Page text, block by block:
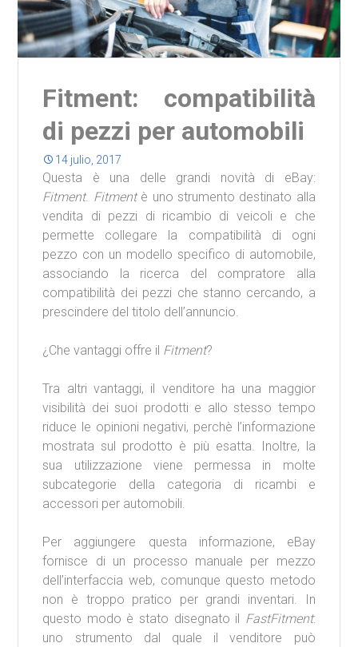
Fitment: compatibilità
di pezzi per automobili
14 julio, 2017
Questa è una delle grandi novità di eBay:
Fitment. Fitmentè uno strumento destinato alla
vendita di pezzi di ricambio di veicoli e che
permette collegare la compatibilità di ogni
pezzo con un modello specifico di automobile,
associando la ricerca del compratore alla
compatibilità dei pezzi che stanno cercando, a
prescindere del titolo dell’annuncio.
¿Che vantaggi offre il Fitment?
Tra altri vantaggi, il venditore ha una maggior
visibilità dei suoi prodotti e allo stesso tempo
riduce le opinioni negativi, perchè l’informazione
mostrata sul prodotto è più esatta. Inoltre, la
sua utilizzazione viene permessa in molte
subcategorie della categoria di ricambi e
accessori per automobili.
Per aggiungere questa informazione, eBay
fornisce di un processo manuale per mezzo
dell’interfaccia web, comunque questo metodo
non è troppo pratico per grandi inventari. In
questo modo è stato disegnato il FastFitment:
uno strumento dal quale il venditore può